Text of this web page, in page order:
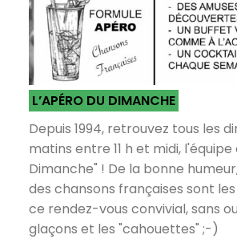
L’APÉRO DU DIMANCHE
Depuis 1994, retrouvez tous les
matins entre 11 h et midi,
Dimanche" ! De la bonne
des chansons françaises sont
ce rendez-vous convivial, sans
glaçons et les "cahouettes" ;-)